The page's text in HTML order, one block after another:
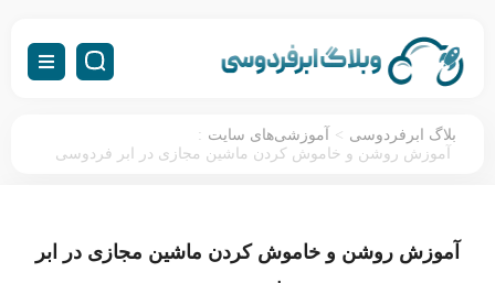
بلاگ ابرفردوسی > آموزشی‌های سایت :
آموزش روشن و خاموش کردن ماشین مجازی در ابر فردوسی
آموزش روشن و خاموش کردن ماشین مجازی در ابر